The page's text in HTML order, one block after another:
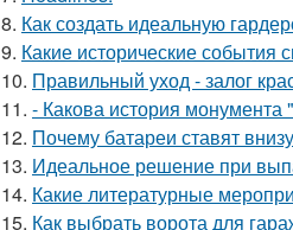
8. Как создать идеальную
9. Какие исторические события
10. Правильный уход - залог
11. - Какова история монумента
12. Почему батареи ставят
13. Идеальное решение при
14. Какие литературные
15. Как выбрать ворота для